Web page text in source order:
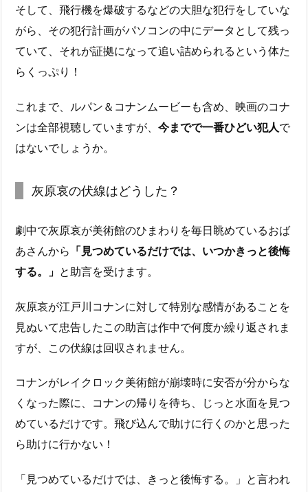
そして、飛行機を爆破するなどの大胆な犯行をしていな
がら、その犯行計画がパソコンの中にデータとして残っ
ていて、それが証拠になって追い詰められるという体た
らくっぷり！
これまで、ルパン＆コナンムービーも含め、映画のコナ
ンは全部視聴していますが、 今までで一番ひどい犯人で
はないでしょうか。
灰原哀の伏線はどうした？
劇中で灰原哀が美術館のひまわりを毎日眺めているおば
あさんから 「見つめているだけでは、いつかきっと後悔
する。」 と助言を受けます。
灰原哀が江戸川コナンに対して特別な感情があることを
見ぬいて忠告したこの助言は作中で何度か繰り返されま
すが、この伏線は回収されません。
コナンがレイクロック美術館が崩壊時に安否が分からな
くなった際に、コナンの帰りを待ち、じっと水面を見つ
めているだけです。飛び込んで助けに行くのかと思った
ら助けに行かない！
「見つめているだけでは、きっと後悔する。」と言われ